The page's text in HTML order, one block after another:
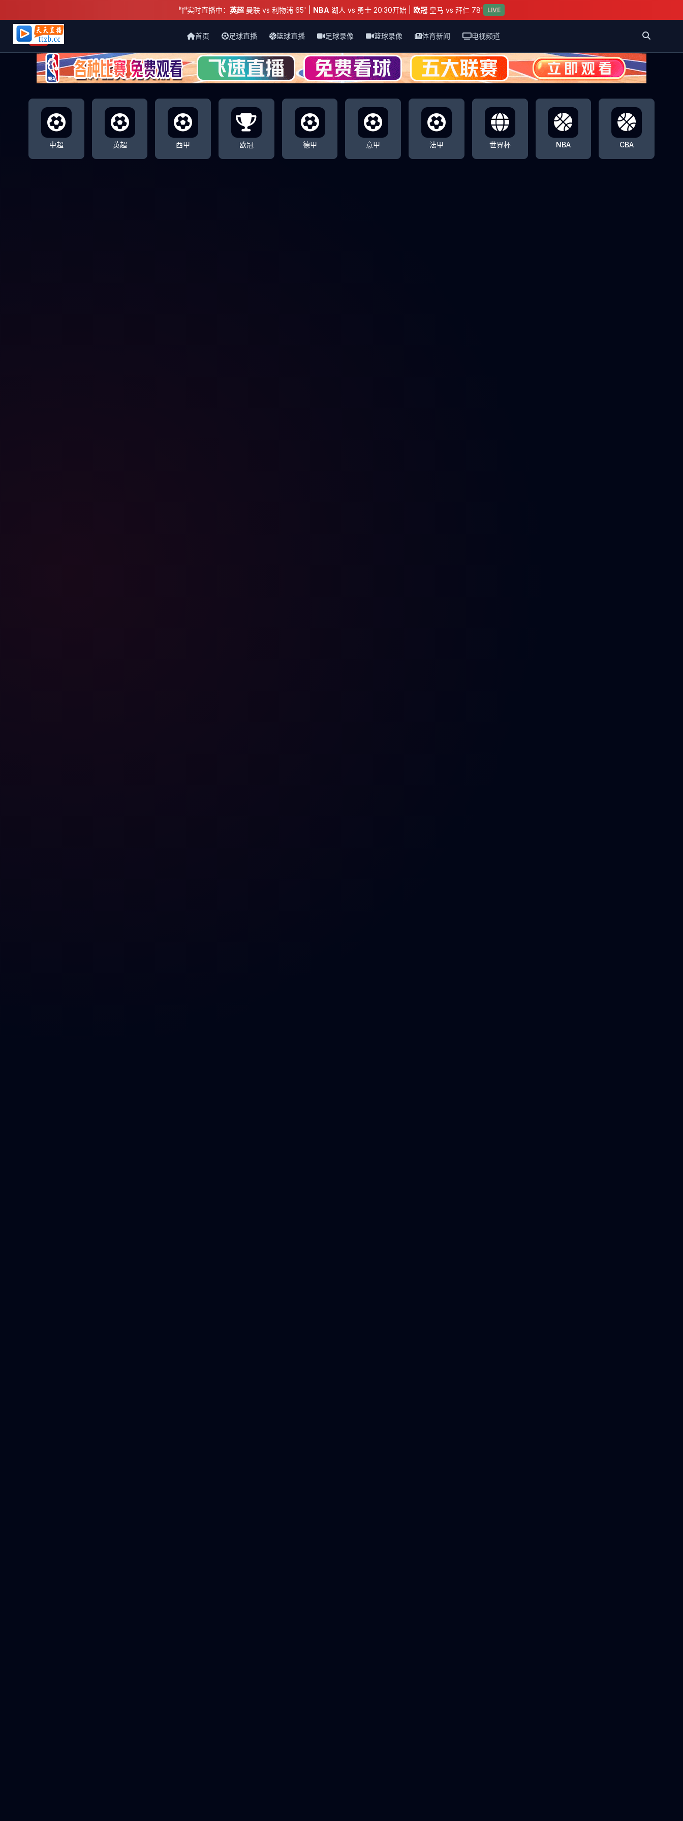
实时直播中： 英超曼联 vs 利物浦 65' | NBA 湖人 vs 勇士 20:30开始 | 欧冠皇马 vs 拜仁 78' LIVE
天天直播网
首页 足球直播 篮球直播 足球录像 篮球录像 体育新闻 电视频道
中超 英超 西甲 欧冠 德甲 意甲 法甲 世界杯 NBA CBA